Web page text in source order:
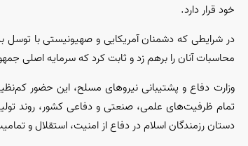
خود قرار دارد.
در شرایطی که دشمنان آمریکایی و صهیونیستی با توسل
محاسبات آنان را برهم زد و ثابت کرد که سرمایه اصلی
وزارت دفاع و پشتیبانی نیروهای مسلح، این حضور
تمام ظرفیت‌های علمی، صنعتی و دفاعی کشور، روند
دستان رزمندگان اسلام در دفاع از امنیت، استقلال و